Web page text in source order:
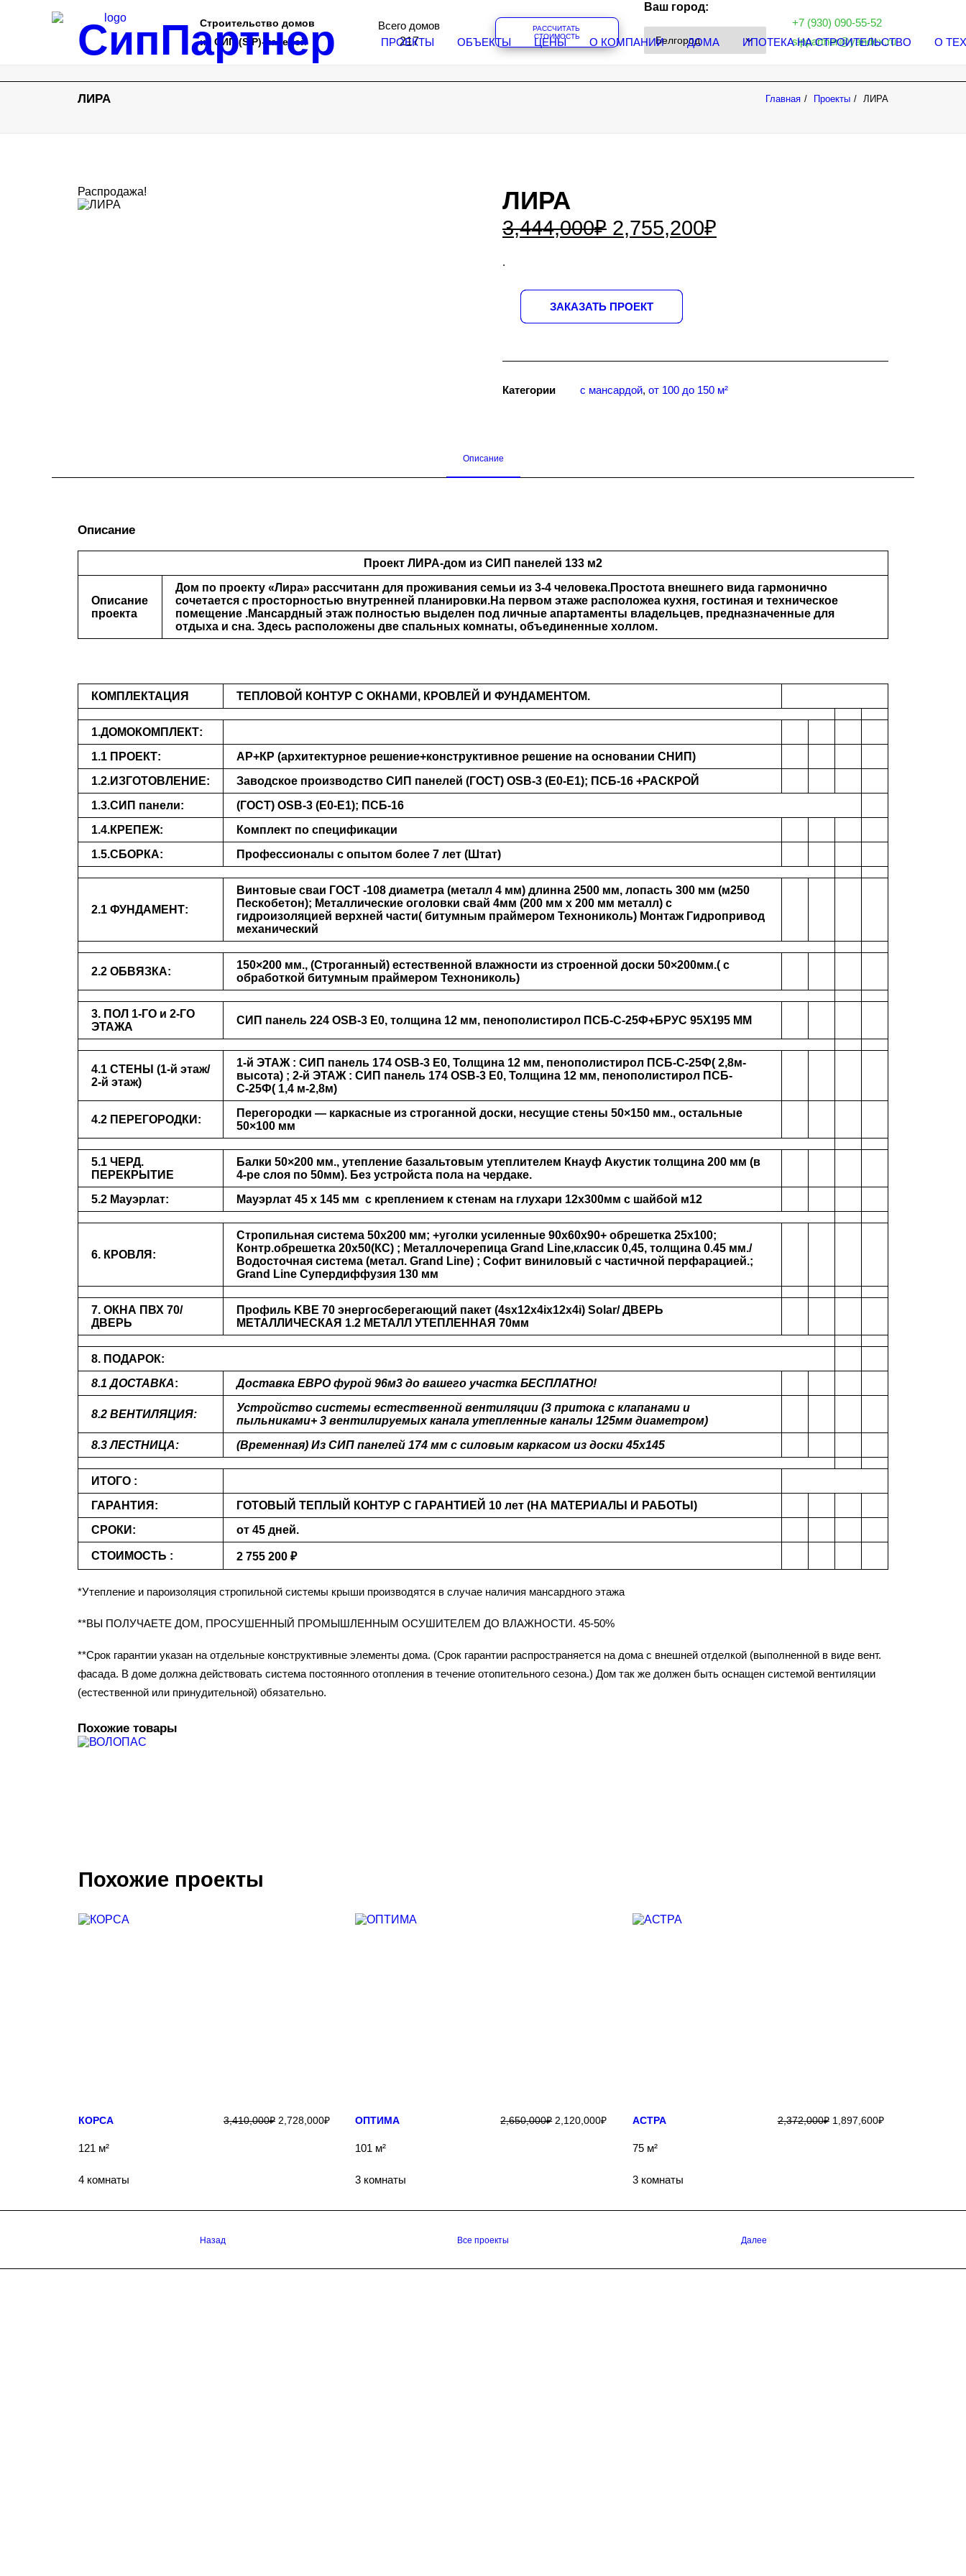
СипПартнер ПРОЕКТЫ ОБЪЕКТЫ ЦЕНЫ О КОМПАНИИ ДОМА ИПОТЕКА НА СТРОИТЕЛЬСТВО О
Строительство домов
из СИП (SIP)-панелей
Всего домов
217
РАССЧИТАТЬ
СТОИМОСТЬ
Ваш город:
+7 (930) 090-55-52
sippartner@yandex.ru
ЛИРА Главная Проекты ЛИРА
Распродажа! ЛИРА
3,444,000₽ 2,755,200₽
.
ЗАКАЗАТЬ ПРОЕКТ
Категории с мансардой, от 100 до 150 м²
Описание
Описание
Проект ЛИРА-дом из СИП панелей 133 м2
Описание
проекта
Дом по проекту «Лира» рассчитанн для проживания семьи из 3-4 человека.Простота внешнего вида гармонично
сочетается с просторностью внутренней планировки.На первом этаже расположеа кухня, гостиная и техническое
помещение .Мансардный этаж полностью выделен под личные апартаменты владельцев, предназначенные для
отдыха и сна. Здесь расположены две спальных комнаты, объединенные холлом.
КОМПЛЕКТАЦИЯ ТЕПЛОВОЙ КОНТУР С ОКНАМИ, КРОВЛЕЙ И ФУНДАМЕНТОМ.
1.ДОМОКОМПЛЕКТ:
1.1 ПРОЕКТ:
АР+КР (архитектурное решение+конструктивное решение на основании СНИП)
1.2.ИЗГОТОВЛЕНИЕ:
Заводское производство СИП панелей (ГОСТ) ОSB-3 (Е0-Е1); ПСБ-16 +РАСКРОЙ
1.3.СИП панели:
(ГОСТ) ОSB-3 (Е0-Е1); ПСБ-16
1.4.КРЕПЕЖ:
Комплект по спецификации
1.5.СБОРКА:
Профессионалы с опытом более 7 лет (Штат)
2.1 ФУНДАМЕНТ:
Винтовые сваи ГОСТ -108 диаметра (металл 4 мм) длинна 2500 мм, лопасть 300 мм (м250
Пескобетон); Металлические оголовки свай 4мм (200 мм х 200 мм металл) с
гидроизоляцией верхней части( битумным праймером Технониколь) Монтаж Гидропривод
механический
2.2 ОБВЯЗКА:
150×200 мм., (Строганный) естественной влажности из строенной доски 50×200мм.( с
обработкой битумным праймером Технониколь)
3. ПОЛ 1-ГО и 2-ГО
ЭТАЖА
СИП панель 224 OSB-3 Е0, толщина 12 мм, пенополистирол ПСБ-С-25Ф+БРУС 95Х195 ММ
4.1 СТЕНЫ (1-й этаж/
2-й этаж)
1-й ЭТАЖ : СИП панель 174 OSB-3 Е0, Толщина 12 мм, пенополистирол ПСБ-С-25Ф( 2,8м-
высота) ; 2-й ЭТАЖ : СИП панель 174 OSB-3 Е0, Толщина 12 мм, пенополистирол ПСБ-
С-25Ф( 1,4 м-2,8м)
4.2 ПЕРЕГОРОДКИ:
Перегородки — каркасные из строганной доски, несущие стены 50×150 мм., остальные
50×100 мм
5.1 ЧЕРД.
ПЕРЕКРЫТИЕ
Балки 50×200 мм., утепление базальтовым утеплителем Кнауф Акустик толщина 200 мм (в
4-ре слоя по 50мм). Без устройста пола на чердаке.
5.2 Мауэрлат:
Мауэрлат 45 х 145 мм с креплением к стенам на глухари 12х300мм с шайбой м12
6. КРОВЛЯ:
Стропильная система 50х200 мм; +уголки усиленные 90х60х90+ обрешетка 25х100;
Контр.обрешетка 20х50(КС) ; Металлочерепица Grand Line,классик 0,45, толщина 0.45 мм./
Водосточная система (метал. Grand Line) ; Софит виниловый с частичной перфарацией.;
Grand Line Супердиффузия 130 мм
7. ОКНА ПВХ 70/
ДВЕРЬ
Профиль KBE 70 энергосберегающий пакет (4sх12х4iх12х4i) Solar/ ДВЕРЬ
МЕТАЛЛИЧЕСКАЯ 1.2 МЕТАЛЛ УТЕПЛЕННАЯ 70мм
8. ПОДАРОК:
8.1 ДОСТАВКА: Доставка ЕВРО фурой 96м3 до вашего участка БЕСПЛАТНО!
8.2 ВЕНТИЛЯЦИЯ:
Устройство системы естественной вентиляции (3 притока с клапанами и
пыльниками+ 3 вентилируемых канала утепленные каналы 125мм диаметром)
8.3 ЛЕСТНИЦА:
(Временная) Из СИП панелей 174 мм с силовым каркасом из доски 45х145
ИТОГО :
ГАРАНТИЯ:
ГОТОВЫЙ ТЕПЛЫЙ КОНТУР С ГАРАНТИЕЙ 10 лет (НА МАТЕРИАЛЫ И РАБОТЫ)
СРОКИ:
от 45 дней.
СТОИМОСТЬ : 2 755 200 ₽
*Утепление и пароизоляция стропильной системы крыши производятся в случае наличия мансардного этажа
**ВЫ ПОЛУЧАЕТЕ ДОМ, ПРОСУШЕННЫЙ ПРОМЫШЛЕННЫМ ОСУШИТЕЛЕМ ДО ВЛАЖНОСТИ. 45-50%
**Срок гарантии указан на отдельные конструктивные элементы дома. (Срок гарантии распространяется на дома с внешней отделкой (выполненной в виде вент.
фасада. В доме должна действовать система постоянного отопления в течение отопительного сезона.) Дом так же должен быть оснащен системой вентиляции
(естественной или принудительной) обязательно.
Похожие товары
Похожие проекты
КОРСА 3,410,000₽ 2,728,000₽
121 м²
4 комнаты
ОПТИМА 2,650,000₽ 2,120,000₽
101 м²
3 комнаты
АСТРА 2,372,000₽ 1,897,600₽
75 м²
3 комнаты
Назад Все проекты Далее